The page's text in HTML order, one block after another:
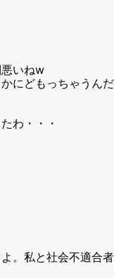
いねw
にどもっちゃうんだ
わ・・・
。私と社会不適合者